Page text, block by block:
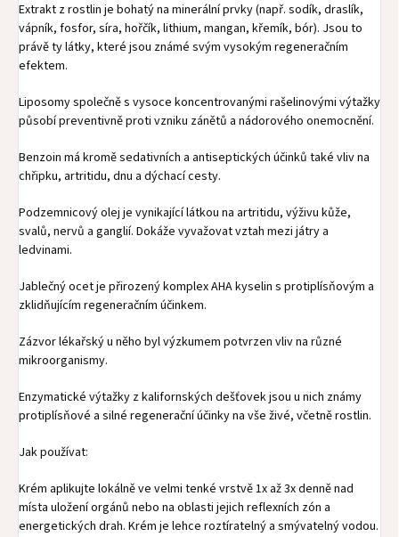
Extrakt z rostlin je bohatý na minerální prvky (např. sodík, draslík,
vápník, fosfor, síra, hořčík, lithium, mangan, křemík, bór). Jsou to
právě ty látky, které jsou známé svým vysokým regeneračním
efektem.
Liposomy společně s vysoce koncentrovanými rašelinovými výtažky
působí preventivně proti vzniku zánětů a nádorového onemocnění.
Benzoin má kromě sedativních a antiseptických účinků také vliv na
chřipku, artritidu, dnu a dýchací cesty.
Podzemnicový olej je vynikající látkou na artritidu, výživu kůže,
svalů, nervů a ganglií. Dokáže vyvažovat vztah mezi játry a
ledvinami.
Jablečný ocet je přirozený komplex AHA kyselin s protiplísňovým a
zklidňujícím regeneračním účinkem.
Zázvor lékařský u něho byl výzkumem potvrzen vliv na různé
mikroorganismy.
Enzymatické výtažky z kalifornských dešťovek jsou u nich známy
protiplísňové a silné regenerační účinky na vše živé, včetně rostlin.
Jak používat:
Krém aplikujte lokálně ve velmi tenké vrstvě 1x až 3x denně nad
místa uložení orgánů nebo na oblasti jejich reflexních zón a
energetických drah. Krém je lehce roztíratelný a smývatelný vodou.